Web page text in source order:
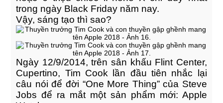
trong ngày Black Friday năm nay.
Vậy, sáng tạo thì sao?
Ngày 12/9/2014, trên sân khấu Flint Center,
Cupertino, Tim Cook lần đầu tiên nhắc lại
câu nói để đời “One More Thing” của Steve
Jobs để ra mắt một sản phẩm mới: Apple